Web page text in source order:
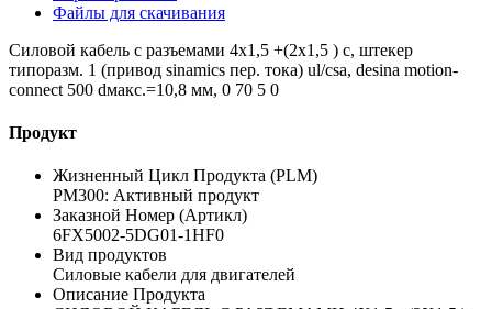
Файлы для скачивания
Силовой кабель с разъемами 4x1,5 +(2x1,5 ) c, штекер
типоразм. 1 (привод sinamics пер. тока) ul/csa, desina motion-
connect 500 dмакс.=10,8 мм, 0 70 5 0
Продукт
Жизненный Цикл Продукта (PLM)
PM300: Активный продукт
Заказной Номер (Артикл)
6FX5002-5DG01-1HF0
Вид продуктов
Силовые кабели для двигателей
Описание Продукта